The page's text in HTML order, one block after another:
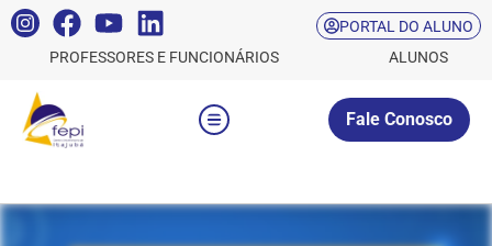
PORTAL DO ALUNO
PROFESSORES E FUNCIONÁRIOS
ALUNOS
Fale Conosco